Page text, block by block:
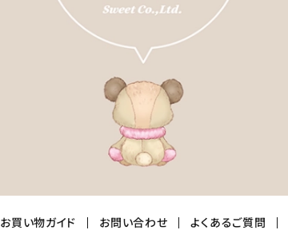
お買い物ガイド お問い合わせ よくあるご質問